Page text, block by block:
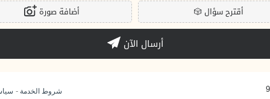
🎲أقترح سؤال أضافة صورة
أرسال الآن
شروط الخدمة -